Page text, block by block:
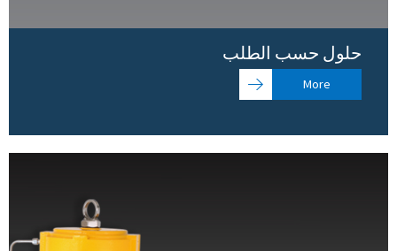
حلول حسب الطلب
More